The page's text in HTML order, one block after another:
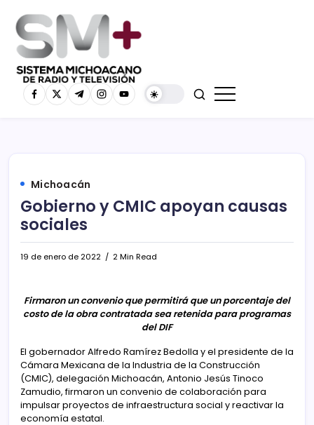
Michoacán
Gobierno y CMIC apoyan causas
sociales
19 de enero de 2022 2 Min Read
Firmaron un convenio que permitirá que un porcentaje del
costo de la obra contratada sea retenida para programas
del DIF
El gobernador Alfredo Ramírez Bedolla y el presidente de la
Cámara Mexicana de la Industria de la Construcción
(CMIC), delegación Michoacán, Antonio Jesús Tinoco
Zamudio, firmaron un convenio de colaboración para
impulsar proyectos de infraestructura social y reactivar la
economía estatal.